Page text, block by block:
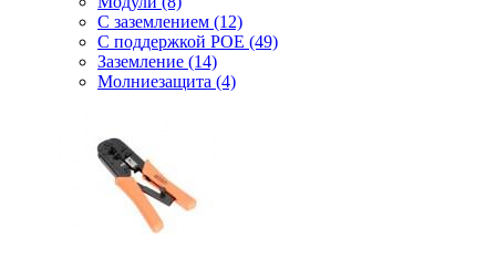
С заземлением (12)
С поддержкой POE (49)
Заземление (14)
Молниезащита (4)